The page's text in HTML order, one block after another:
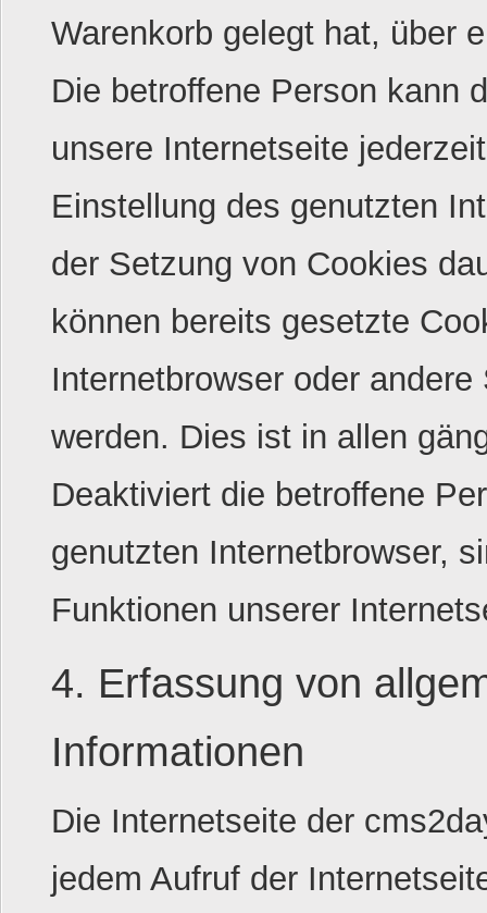
Warenkorb gelegt hat, über
Die betroffene Person kann
unsere Internetseite
Einstellung des genutzten
der Setzung von Cookies
können bereits gesetzte
Internetbrowser oder
werden. Dies ist in allen
Deaktiviert die betroffene
genutzten Internetbrowser,
Funktionen unserer
4. Erfassung von
Informationen
Die Internetseite der
jedem Aufruf der